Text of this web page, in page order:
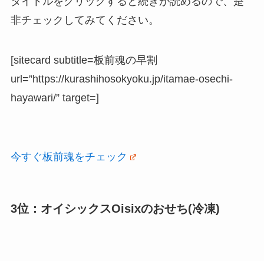
非チェックしてみてください。
[sitecard subtitle=板前魂の早割
url=”https://kurashihosokyoku.jp/itamae-osechi-
hayawari/” target=]
今すぐ板前魂をチェック
3位：オイシックスOisixのおせち(冷凍)